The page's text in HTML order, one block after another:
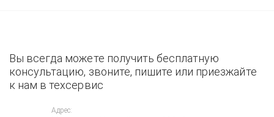
Вы всегда можете получить бесплатную
консультацию, звоните, пишите или приезжайте
к нам в техсервис
Адрес: